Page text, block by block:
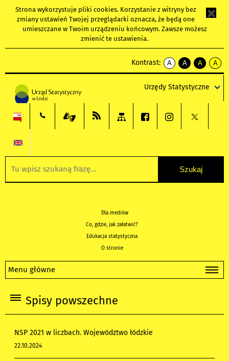
Strona wykorzystuje pliki cookies. Korzystanie z witryny bez
zmiany ustawień Twojej przeglądarki oznacza, że będą one
umieszczane w Twoim urządzeniu końcowym. Zawsze możesz
zmienić te ustawienia.
Kontrast:
A
kontrast
A
kontrast
tekst
czarnym
A
kontrast
tekst
czarnym
A
tekst
żółtym
Urzędy Statystyczne
Dla mediów
Co, gdzie, jak załatwić?
Edukacja statystyczna
O stronie
Menu główne
Spisy powszechne
NSP 2021 w liczbach. Województwo łódzkie
22.10.2024